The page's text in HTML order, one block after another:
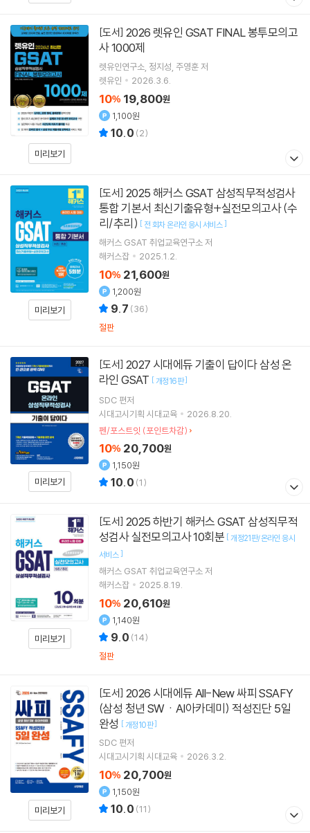
미리보기
[도서]
사 1000제
렛유인연구소 정지성 주영훈저
렛유인
2026.3.6.
10% 19,800원
1,100원
10.0 (2)
미리보기
[도서]
통합 기본서 최신기출유형+실전모의고사 (수
리/추리) [ 전 회차 온라인 응시 서비스]
해커스 GSAT 취업교육연구소 저
해커스잡
2025.1.2.
10% 21,600원
1,200원
9.7 (36)
절판
미리보기
[도서]
라인 GSAT [개정16판]
SDC 편저
시대고시기획 시대교육
2026.8.20.
펜/포스트잇 (포인트차감)
10% 20,700원
1,150원
10.0 (1)
미리보기
[도서]
성검사 실전모의고사 10회분 [개정21판/온라인 응시
서비스]
해커스 GSAT 취업교육연구소 저
해커스잡
2025.8.19.
10% 20,610원
1,140원
9.0 (14)
절판
미리보기
[도서]
(삼성 청년 SWㆍAI아카데미) 적성진단 5일
완성 [개정10판]
SDC 편저
시대고시기획 시대교육
2026.3.2.
10% 20,700원
1,150원
10.0 (11)